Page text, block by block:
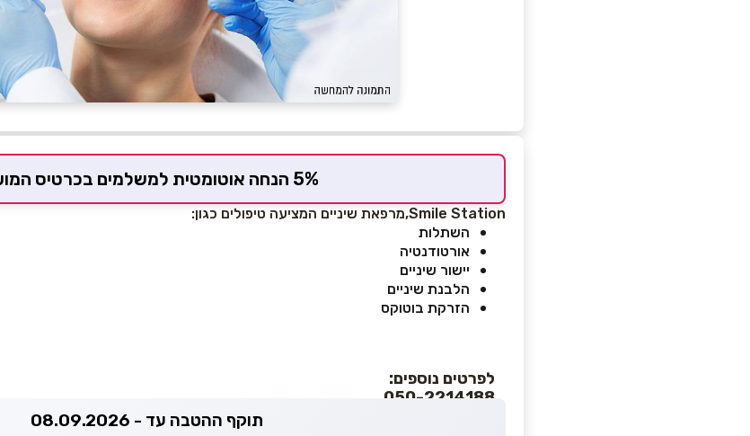
5% הנחה אוטומטית למשלמים בכרטיס המועדון
Smile Station, מרפאת שיניים המציעה טיפולים כגון:
השתלות
אורטודנטיה
יישור שיניים
הלבנת שיניים
הזרקת בוטוקס
לפרטים נוספים:
תוקף ההטבה עד - 08.09.2026